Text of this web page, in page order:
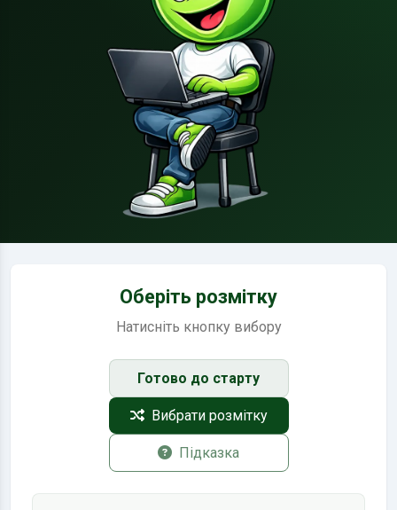
Оберіть розмітку
Натисніть кнопку вибору
Готово до старту
Вибрати розмітку
Підказка